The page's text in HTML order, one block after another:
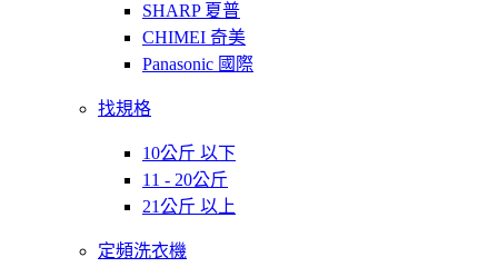
SHARP 夏普
CHIMEI 奇美
Panasonic 國際
找規格
10公斤 以下
11 - 20公斤
21公斤 以上
定頻洗衣機